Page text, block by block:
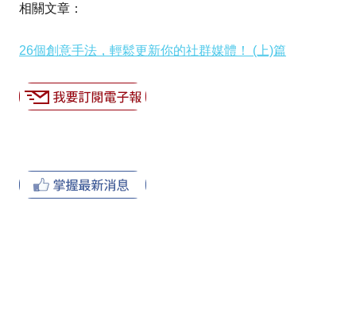
相關文章：
26個創意手法，輕鬆更新你的社群媒體！ (上)篇